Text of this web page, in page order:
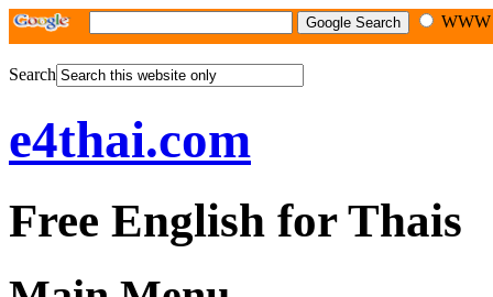
Search
e4thai.com
Free English for Thais